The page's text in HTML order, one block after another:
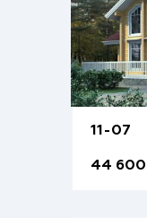
11-07
44